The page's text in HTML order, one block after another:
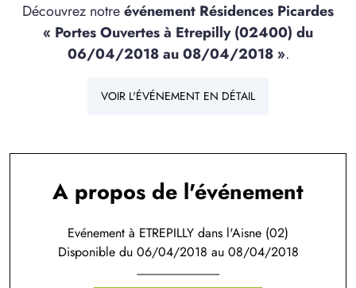
ARTICLES
Découvrez notreévénement Résidences Picardes
« Portes Ouvertes à Etrepilly (02400) du
06/04/2018 au 08/04/2018 ».
VOIR L'ÉVÉNEMENT EN DÉTAIL
A propos de l'événement
Evénement à ETREPILLY dans l'Aisne (02)
Disponible du 06/04/2018 au 08/04/2018